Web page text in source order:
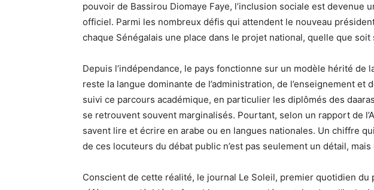
pouvoir de Bassirou Diomaye Faye, l’inclusion sociale est devenue
officiel. Parmi les nombreux défis qui attendent le nouveau
chaque Sénégalais une place dans le projet national, quelle que soit
Depuis l’indépendance, le pays fonctionne sur un modèle hérité de
reste la langue dominante de l’administration, de l’enseignement et
suivi ce parcours académique, en particulier les diplômés des
se retrouvent souvent marginalisés. Pourtant, selon un rapport de
savent lire et écrire en arabe ou en langues nationales. Un chiffre
de ces locuteurs du débat public n’est pas seulement un détail,
Conscient de cette réalité, le journal Le Soleil, premier quotidien du